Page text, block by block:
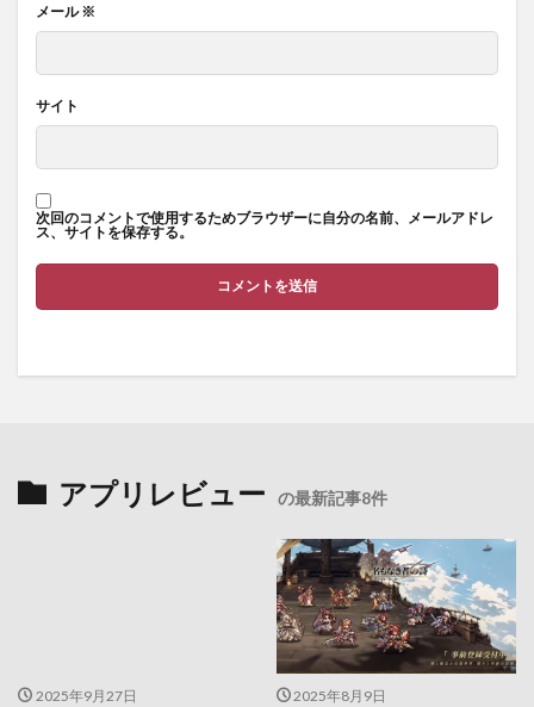
メール※
サイト
次回のコメントで使用するためブラウザーに自分の名前、メールアドレ
ス、サイトを保存する。
アプリレビュー の最新記事8件
2025年9月27日 2025年8月9日